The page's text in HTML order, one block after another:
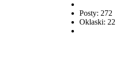
Posty: 272
Oklaski: 22